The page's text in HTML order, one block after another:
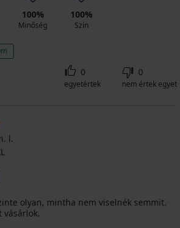
100%
Minőség
100%
Szín
0
egyetértek
0
nem értek egyet
l.
olyan, mintha nem viselnék semmit.
vásárlok.